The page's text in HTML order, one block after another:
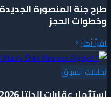
وخطوات الحجز
اقرأ أكثر
تحليلات السوق